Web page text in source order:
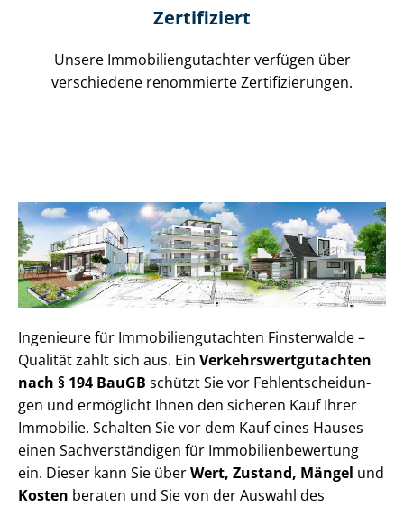
Zertifiziert
Unsere Immobilien­gutachter verfügen über
verschiedene renommierte Zer­ti­fi­zie­run­gen.
Ingenieure für Im­mo­bi­li­en­gut­ach­ten Finsterwalde –
Qualität zahlt sich aus. Ein Ver­kehrs­wert­gut­ach­ten
nach § 194 BauGB schützt Sie vor Fehl­ent­schei­dun­
gen und ermöglicht Ihnen den sicheren Kauf Ihrer
Immobilie. Schalten Sie vor dem Kauf eines Hauses
einen Sach­ver­stän­di­gen für Im­mo­bi­li­en­be­wer­tung
ein. Dieser kann Sie überWert, Zustand, Mängel und
Kosten beraten und Sie von der Auswahl des